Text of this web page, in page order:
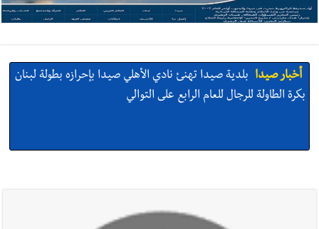
أخبار صيدا بلدية صيدا تهنئ نادي الأهلي صيدا بإحرازه بطولة لبنان
بكرة الطاولة للرجال للعام الرابع على التوالي